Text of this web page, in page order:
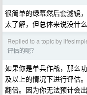
很简单的绿幕然后套滤镜
太了解，但总体来说没什么
Replied to a topic by
评估的呢？
如果你是单兵作战，那么
及以上的情况下进行评估
翻倍。因为你无法预计会